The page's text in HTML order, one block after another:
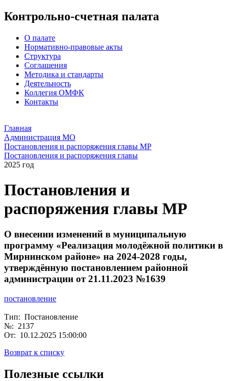
Контрольно-счетная палата
О палате
Нормативно-правовые акты
Структура
Соглашения
Методика и стандарты
Деятельность
Коллегия ОМФК
Контакты
Главная
Администрация МО
Постановления и распоряжения главы МР
Постановления и распоряжения главы
2025 год
Постановления и
распоряжения главы МР
О внесении изменений в муниципальную
программу «Реализация молодёжной политики в
Мирнинском районе» на 2024-2028 годы,
утверждённую постановлением районной
администрации от 21.11.2023 №1639
постановление
Тип: Постановление
№: 2137
От: 10.12.2025 15:00:00
Возврат к списку
Полезные ссылки